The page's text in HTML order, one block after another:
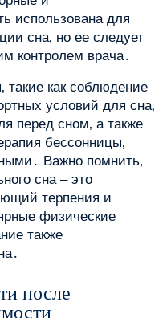
использована для
сна‚ но ее следует
контролем врача․
такие как соблюдение
условий для сна‚
перед сном‚ а также
бессонницы‚
Важно помнить‚
сна – это
терпения и
физические
также
после